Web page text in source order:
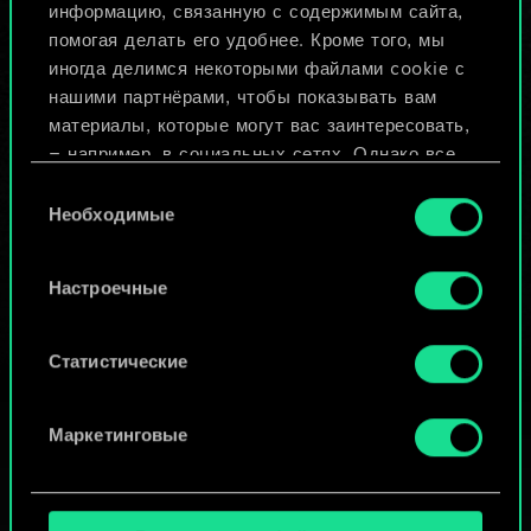
информацию, связанную с содержимым сайта,
помогая делать его удобнее. Кроме того, мы
иногда делимся некоторыми файлами cookie с
нашими партнёрами, чтобы показывать вам
материалы, которые могут вас заинтересовать,
— например, в социальных сетях. Однако все
разрешения.
Найти подробную информацию о том, как мы
используем ваши файлы cookie, и изменить
«Настройки» ниже.
согласия
Необходимые
Настроечные
Статистические
Маркетинговые
Назвать колоду и описать её
Изменить колоду
ИЛИ
Просмотреть колоды